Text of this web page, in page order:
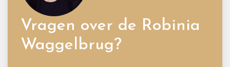
Vragen over de Robinia
Waggelbrug?